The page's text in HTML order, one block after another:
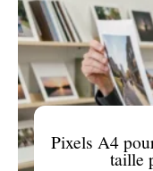
Pixels A4
taille